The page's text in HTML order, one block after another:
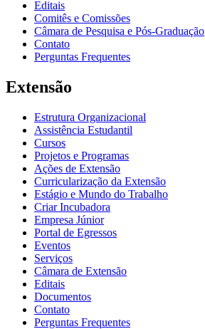
Editais
Comitês e Comissões
Câmara de Pesquisa e Pós-Graduação
Contato
Perguntas Frequentes
Extensão
Estrutura Organizacional
Assistência Estudantil
Cursos
Projetos e Programas
Ações de Extensão
Curricularização da Extensão
Estágio e Mundo do Trabalho
Criar Incubadora
Empresa Júnior
Portal de Egressos
Eventos
Serviços
Câmara de Extensão
Editais
Documentos
Contato
Perguntas Frequentes